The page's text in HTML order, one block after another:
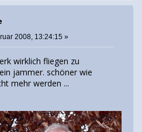
2008, 13:24:15 »
wirklich fliegen zu
jammer. schöner wie
mehr werden ...